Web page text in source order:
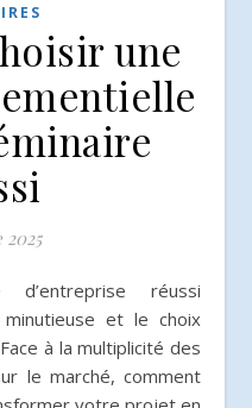
une
2025
et le choix
à la multiplicité des
le marché, comment